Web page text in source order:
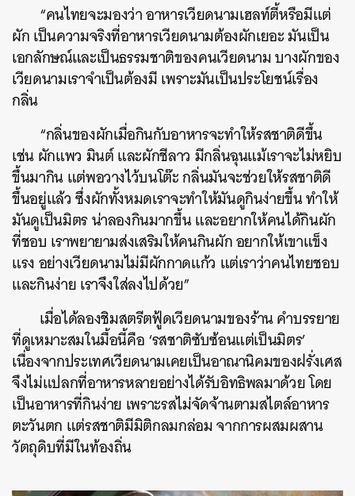
“คนไทยจะมองว่า อาหารเวียดนามเฮลท์ตี้หรือมีแต่
ผัก เป็นความจริงที่อาหารเวียดนามต้องผักเยอะ มันเป็น
เอกลักษณ์และเป็นธรรมชาติของคนเวียดนาม บางผักของ
เวียดนามเราจำเป็นต้องมี เพราะมันเป็นประโยชน์เรื่อง
กลิ่น
“กลิ่นของผักเมื่อกินกับอาหารจะทำให้รสชาติดีขึ้น
เช่น ผักแพว มินต์ และผักชีลาว มีกลิ่นฉุนแม้เราจะไม่หยิบ
ขึ้นมากิน แต่พอวางไว้บนโต๊ะ กลิ่นมันจะช่วยให้รสชาติดี
ขึ้นอยู่แล้ว ซึ่งผักทั้งหมดเราจะทำให้มันดูกินง่ายขึ้น ทำให้
มันดูเป็นมิตร น่าลองกินมากขึ้น และอยากให้คนได้กินผัก
ที่ชอบ เราพยายามส่งเสริมให้คนกินผัก อยากให้เขาแข็ง
แรง อย่างเวียดนามไม่มีผักกาดแก้ว แต่เราว่าคนไทยชอบ
และกินง่าย เราจึงใส่ลงไปด้วย”
เมื่อได้ลองชิมสตรีตฟู้ดเวียดนามของร้าน คำบรรยาย
ที่ดูเหมาะสมในมื้อนี้คือ ‘รสชาติซับซ้อนแต่เป็นมิตร’
เนื่องจากประเทศเวียดนามเคยเป็นอาณานิคมของฝรั่งเศส
จึงไม่แปลกที่อาหารหลายอย่างได้รับอิทธิพลมาด้วย โดย
เป็นอาหารที่กินง่าย เพราะรสไม่จัดจ้านตามสไตล์อาหาร
ตะวันตก แต่รสชาติมีมิติกลมกล่อม จากการผสมผสาน
วัตถุดิบที่มีในท้องถิ่น